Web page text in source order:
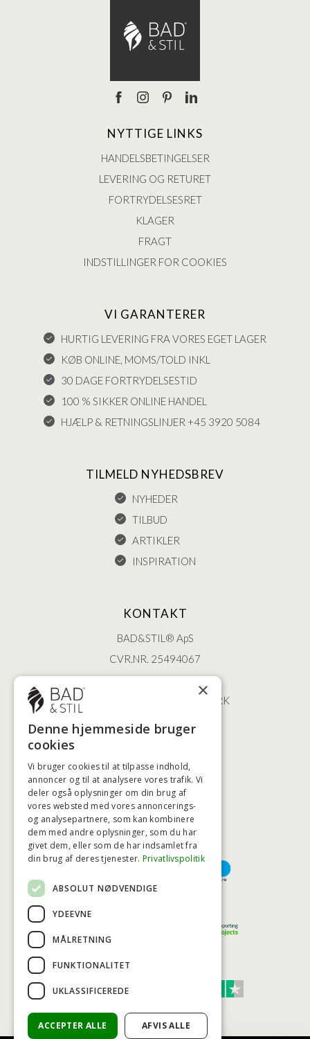
NYTTIGE LINKS
HANDELSBETINGELSER
LEVERING OG RETURET
FORTRYDELSESRET
KLAGER
FRAGT
INDSTILLINGER FOR COOKIES
VI GARANTERER
HURTIG LEVERING FRA VORES EGET LAGER
KØB ONLINE, MOMS/TOLD INKL
30 DAGE FORTRYDELSESTID
100 % SIKKER ONLINE HANDEL
HJÆLP & RETNINGSLINJER +45 3920 5084
TILMELD NYHEDSBREV
NYHEDER
TILBUD
ARTIKLER
INSPIRATION
KONTAKT
BAD&STIL® ApS
CVR.NR. 25494067
ØSTERBROGADE 202
2100 KØBENHAVN • DANMARK
+45 3920 5084
HØJESTE KREDITVÆRDIGHED
BETALINGSMULIGHEDER
TRUST SCORE 4,7
×
Denne hjemmeside bruger
cookies
Vi bruger cookies til at tilpasse indhold,
annoncer og til at analysere vores trafik. Vi
deler også oplysninger om din brug af
vores websted med vores annoncerings-
og analysepartnere, som kan kombinere
dem med andre oplysninger, som du har
givet dem, eller som de har indsamlet fra
din brug af deres tjenester. Privatlivspolitik
ABSOLUT NØDVENDIGE
YDEEVNE
MÅLRETNING
FUNKTIONALITET
UKLASSIFICEREDE
ACCEPTER ALLE AFVIS ALLE